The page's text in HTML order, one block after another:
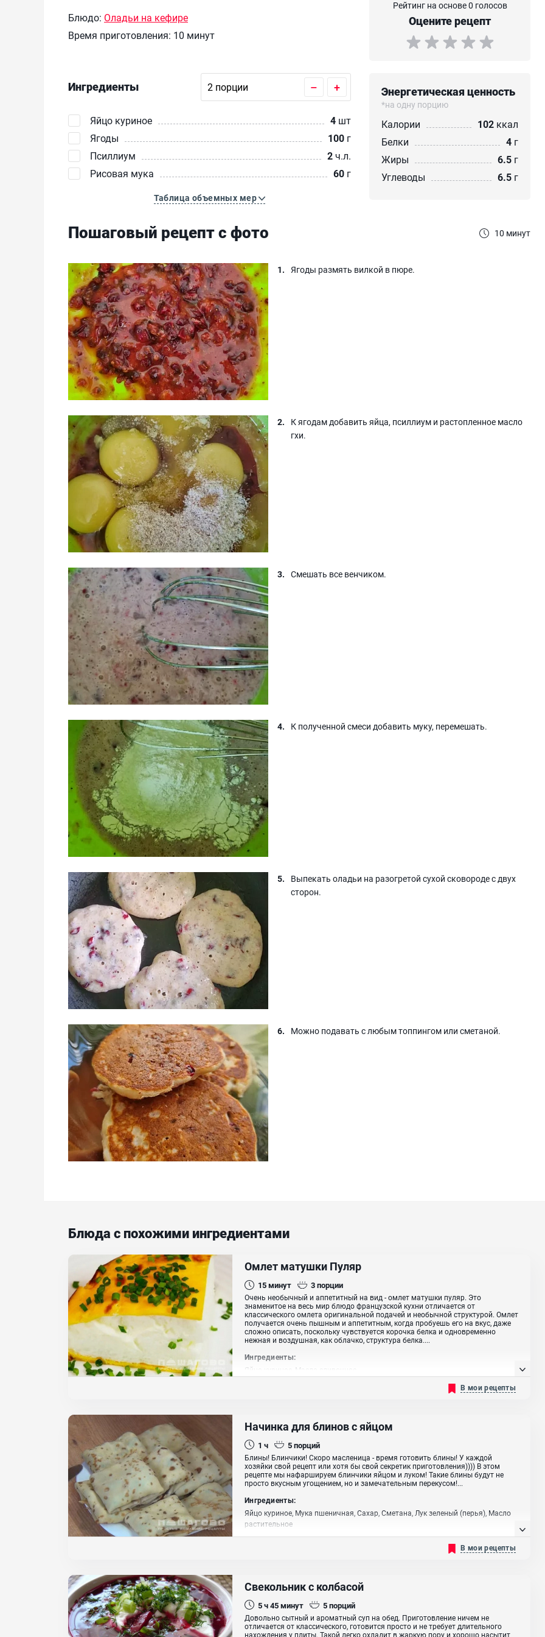
Блюдо: Оладьи на кефире
Время приготовления: 10 минут
Рейтинг на основе 0 голосов
Оцените рецепт
Ингредиенты – +
Яйцо куриное 4 шт
Ягоды
100 г
Псиллиум
2ч.л.
Рисовая мука
60 г
Таблица объемных мер
Энергетическая ценность
*на одну порцию
Калории 102 ккал
Белки
4 г
Жиры
6.5 г
Углеводы
6.5 г
Пошаговый рецепт с фото 10 минут
Ягоды размять вилкой в пюре.
К ягодам добавить яйца, псиллиум и растопленное масло
гхи.
Смешать все венчиком.
К полученной смеси добавить муку, перемешать.
Выпекать оладьи на разогретой сухой сковороде с двух
сторон.
Можно подавать с любым топпингом или сметаной.
Блюда с похожими ингредиентами
Омлет матушки Пуляр
15минут 3порции
Очень необычный и аппетитный на вид - омлет матушки пуляр. Это
знаменитое на весь мир блюдо французской кухни отличается от
классического омлета оригинальной подачей и необычной структурой. Омлет
получается очень пышным и аппетитным, когда пробуешь его на вкус, даже
сложно описать, поскольку чувствуется корочка белка и одновременно
нежная и воздушная, как облачко, структура белка....
Ингредиенты:
Яйцо куриное, Масло сливочное
В мои рецепты
Начинка для блинов с яйцом
1 ч 5порций
Блины! Блинчики! Скоро масленица - время готовить блины! У каждой
хозяйки свой рецепт или хотя бы свой секретик приготовления)))) В этом
рецепте мы нафаршируем блинчики яйцом и луком! Такие блины будут не
просто вкусным угощением, но и замечательным перекусом!...
Ингредиенты:
Яйцо куриное, Мука пшеничная, Сахар, Сметана, Лук зеленый (перья), Масло
растительное
В мои рецепты
Свекольник с колбасой
5 ч 45минут 5порций
Довольно сытный и ароматный суп на обед. Приготовление ничем не
отличается от классического, готовится просто и не требует длительного
нахождения у плиты. Такой легко охладит в жаркую пору и хорошо насытит